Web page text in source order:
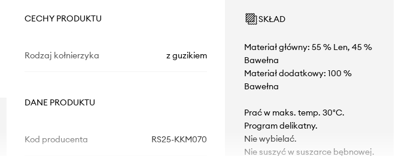
CECHY PRODUKTU
Rodzaj kołnierzyka z guzikiem
DANE PRODUKTU
Kod producenta RS25-KKM070
SKŁAD
Materiał główny: 55 % Len, 45 %
Bawełna
Materiał dodatkowy: 100 %
Bawełna
Prać w maks. temp. 30°C.
Program delikatny.
Nie wybielać.
Nie suszyć w suszarce bębnowej.